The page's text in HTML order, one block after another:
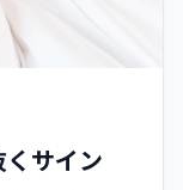
サイン